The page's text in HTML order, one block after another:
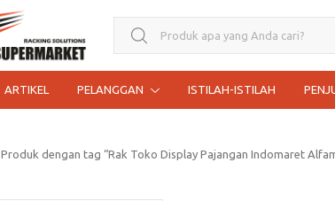
Search for:
ARTIKEL PELANGGAN ISTILAH-ISTILAH
Produk dengan tag “Rak Toko Display Pajangan Indomaret